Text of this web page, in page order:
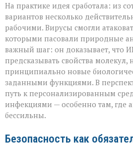
На практике идея сработала: из
вариантов несколько
рабочими. Вирусы смогли
которыми пасовали природные
важный шаг: он доказывает, что
предсказывать свойства молекул,
принципиально новые
заданными функциями. В
путь к персонализированным
инфекциями — особенно там, где
бессильны.
Безопасность как